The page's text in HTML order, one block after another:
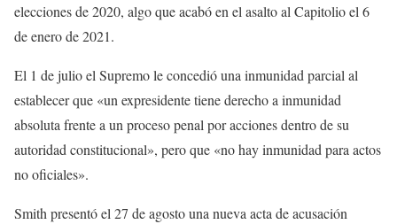
elecciones de 2020, algo que acabó en el asalto al Capitolio el 6
de enero de 2021.
El 1 de julio el Supremo le concedió una inmunidad parcial al
establecer que «un expresidente tiene derecho a inmunidad
absoluta frente a un proceso penal por acciones dentro de su
autoridad constitucional», pero que «no hay inmunidad para actos
no oficiales».
Smith presentó el 27 de agosto una nueva acta de acusación